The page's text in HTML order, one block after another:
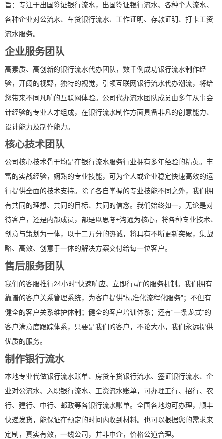
旨：专注于出国签证银行流水，出国签证银行流水、各种个人流水、
各种企业对公流水、车贷银行流水、工作证明、存款证明、打卡工资
流水服务。
企业服务团队
高素质、高创新的银行流水代办团队，数千例成功银行流水制作经
验，开阔的视野，独特的视觉，引领互联网银行流水代办潮流，将给
您带来不同凡响的互联网体验。公司代办流水团队成员由多年从事会
计经验的专业人才组成，在银行流水制作方面具备非凡的创意能力、
设计能力及制作能力。
核心技术团队
公司核心技术骨干均是在银行流水服务行业拥有多年经验的精英。丰
富的实战经验，娴熟的专业技能，可为个人或企业稳定快速高效的运
行提供全面的技术支持。除了各自掌握的专业技能不同之外，我们拥
有共同的理想、共同的目标、共同的信念。我们始终如一，无论是对
待客户，还是内部成员，都是以思考+沟通为核心，将各种专业技术、
创意与策划为一体，以十二万分的热诚，将具有不断更新突破，集战
略、高效、创意于一体的解决方案交付给每一位客户。
售后服务团队
我们的客服推行24小时“快速响应、立即行动“的服务机制。我们拥有
靠谱的客户关系管理系统，为客户提供“标准化流程化服务”；不但有
健全的客户关系维护体制；健全的客户培训体系；还有“一条龙式”的
客户满意度跟踪体系，只要是我们的客户，不论大小，我们永远提供
优质的服务。
制作银行流水
本地专业代做银行流水账单、房贷车贷银行流水、签证银行流水、企
业对公流水、入职银行流水、工资流水账单，可办理工行、招行、农
行、建行、中行、邮政等各银行流水账单。全国各地均可办理，顺丰
快递发货，能保证在预定的时间内收到材料。也可以根据您的需求来
定制，真实有效，一线公司，并非中介，价格公道合理。